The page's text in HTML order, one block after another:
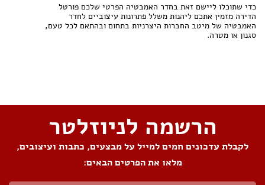
כדי שתוכלו ליישם זאת בחדר האמבטיה הפרטי שלכם פורטל
הדירה מזמין אתכם ליהנות משלל פתרונות עיצוביים לחדר
האמבטיה של מיטב החברות היצרניות בתחום ובהתאם לכל טעם,
סגנון או מטרה.
הרשמה לניוזלטר
לקבלת עדכונים חמים למייל על מבצעים, כתבות ועיצובים,
מלאו את הפרטים הבאים: